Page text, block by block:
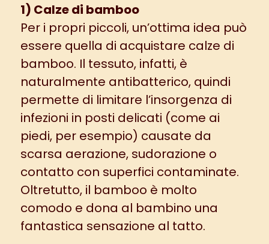
1) Calze di bamboo
Per i propri piccoli, un’ottima idea può
essere quella di acquistare calze di
bamboo. Il tessuto, infatti, è
naturalmente antibatterico, quindi
permette di limitare l’insorgenza di
infezioni in posti delicati (come ai
piedi, per esempio) causate da
scarsa aerazione, sudorazione o
contatto con superfici contaminate.
Oltretutto, il bamboo è molto
comodo e dona al bambino una
fantastica sensazione al tatto.